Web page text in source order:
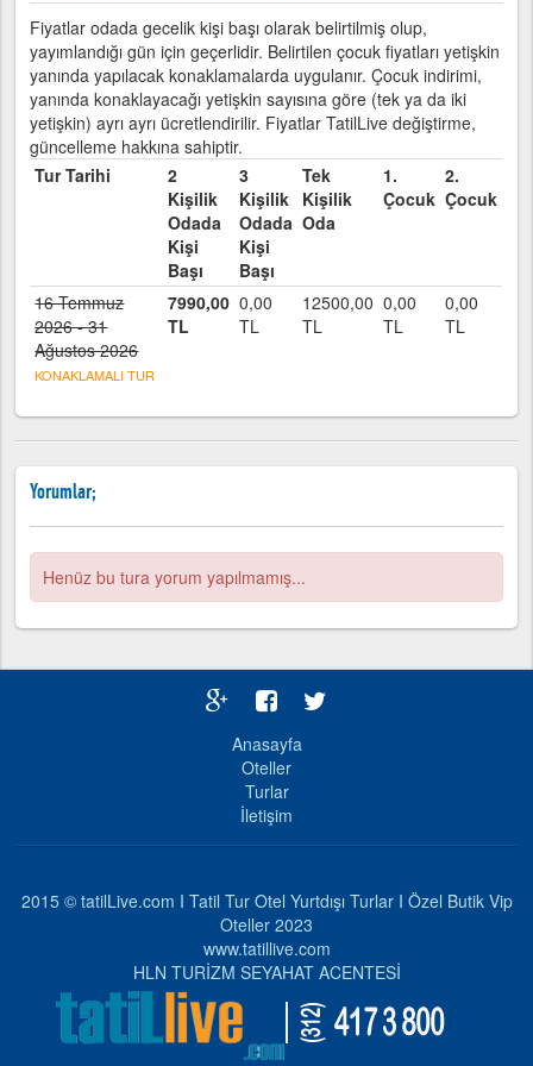
Fiyatlar odada gecelik kişi başı olarak belirtilmiş olup,
yayımlandığı gün için geçerlidir. Belirtilen çocuk fiyatları yetişkin
yanında yapılacak konaklamalarda uygulanır. Çocuk indirimi,
yanında konaklayacağı yetişkin sayısına göre (tek ya da iki
yetişkin) ayrı ayrı ücretlendirilir. Fiyatlar TatilLive değiştirme,
güncelleme hakkına sahiptir.
Tur Tarihi
2
Kişilik
Odada
Kişi
Başı
3
Kişilik
Odada
Kişi
Başı
Tek
Kişilik
Oda
1.
Çocuk
2.
Çocuk
16 Temmuz
2026 - 31
Ağustos 2026
KONAKLAMALI TUR
7990,00
TL
0,00
TL
12500,00
TL
0,00
TL
0,00
TL
Yorumlar;
Henüz bu tura yorum yapılmamış...
Anasayfa
Oteller
Turlar
İletişim
2015 © tatilLive.com I Tatil Tur Otel Yurtdışı Turlar I Özel Butik Vip
Oteller 2023
www.tatillive.com
HLN TURİZM SEYAHAT ACENTESİ